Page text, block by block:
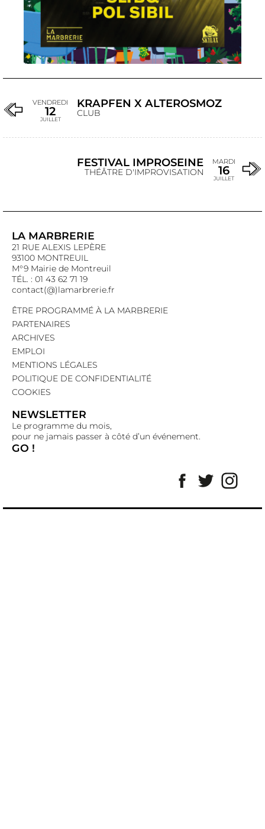
VENDREDI
12
JUILLET
KRAPFEN X ALTEROSMOZ
CLUB
FESTIVAL IMPROSEINE
THÉÂTRE D'IMPROVISATION
MARDI
16
JUILLET
LA MARBRERIE
21 RUE ALEXIS LEPÈRE
93100 MONTREUIL
M°9 Mairie de Montreuil
TÉL. : 01 43 62 71 19
contact(@)lamarbrerie.fr
ÊTRE PROGRAMMÉ À LA MARBRERIE
PARTENAIRES
ARCHIVES
EMPLOI
MENTIONS LÉGALES
POLITIQUE DE CONFIDENTIALITÉ
COOKIES
NEWSLETTER
Le programme du mois,
pour ne jamais passer à côté d’un événement.
GO !
Facebook
Twitter